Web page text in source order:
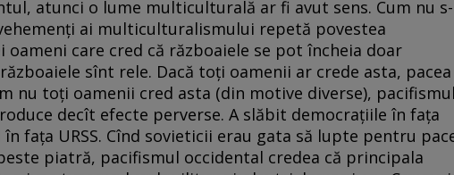
atunci o lume multiculturală ar fi avut sens. Cum nu s-
ai multiculturalismului repetă povestea
care cred că războaiele se pot încheia doar
sînt rele. Dacă toţi oamenii ar crede asta, pacea
nu toţi oamenii cred asta (din motive diverse), pacifismul
decît efecte perverse. A slăbit democraţiile în faţa
faţa URSS. Cînd sovieticii erau gata să lupte pentru
piatră, pacifismul occidental credea că principala